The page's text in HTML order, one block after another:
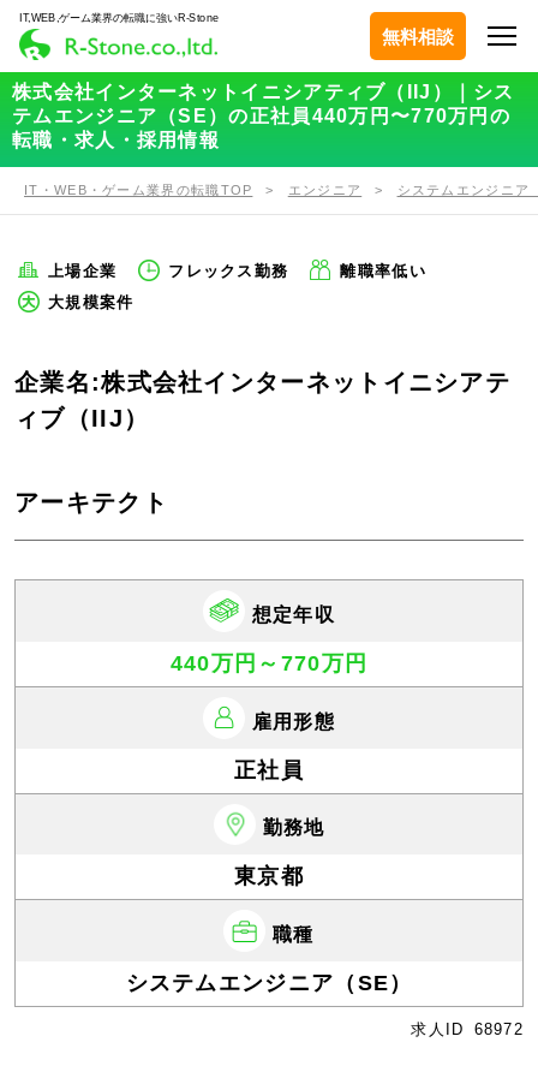
IT,WEB,ゲーム業界の転職に強いR-Stone
無料相談
株式会社インターネットイニシアティブ（IIJ）｜シス
テムエンジニア（SE）の正社員440万円〜770万円の
転職・求人・採用情報
IT・WEB・ゲーム業界の転職TOP エンジニア システムエンジニア
上場企業 フレックス勤務
離職率低い
大規模案件
企業名:株式会社インターネットイニシアテ
ィブ（IIJ）
アーキテクト
想定年収
440万円～770万円
雇用形態
正社員
勤務地
東京都
職種
システムエンジニア（SE）
求人ID 68972